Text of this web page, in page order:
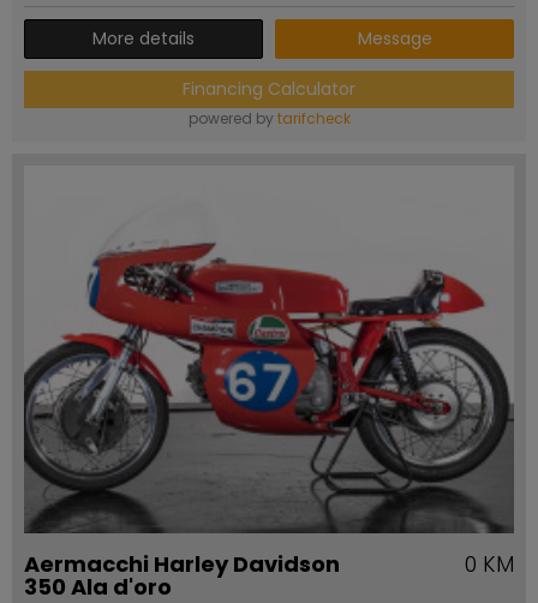
More details Message
Financing Calculator
powered by tarifcheck
Aermacchi Harley Davidson
350 Ala d'oro
0 KM